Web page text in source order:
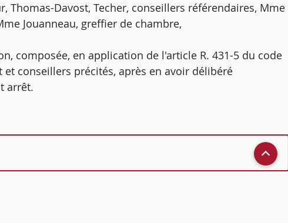
Thomas-Davost, Techer, conseillers référendaires, Mme
Jouanneau, greffier de chambre,
composée, en application de l'article R. 431-5 du code
conseillers précités, après en avoir délibéré
arrêt.